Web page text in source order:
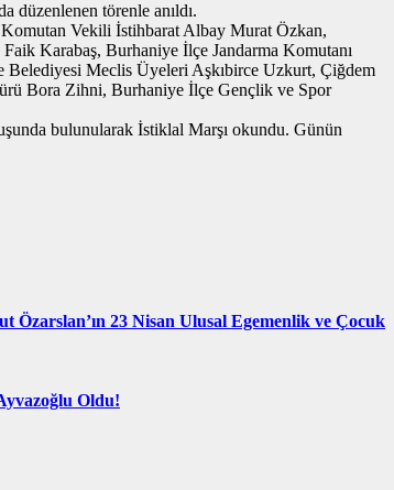
düzenlenen törenle anıldı.
Vekili İstihbarat Albay Murat Özkan,
Karabaş, Burhaniye İlçe Jandarma Komutanı
Meclis Üyeleri Aşkıbirce Uzkurt, Çiğdem
Bora Zihni, Burhaniye İlçe Gençlik ve Spor
bulunularak İstiklal Marşı okundu. Günün
Özarslan’ın 23 Nisan Ulusal Egemenlik ve Çocuk
Oldu!